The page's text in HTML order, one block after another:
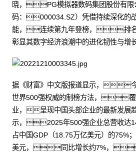
晓，PG模拟器数码集团股份有限
码：000034.SZ）凭借持续深化的
能，连续第九年登榜，排
彰显其数字经济浪潮中的进化韧性与
据《财富》中文版报道显示，今
世界500强权威的制榜方法，覆
业，呈现中国头部企业的最新发展
示，2025年500强企业总营收
占中国GDP（18.75万亿美元）的
美元，同比增长约7%，